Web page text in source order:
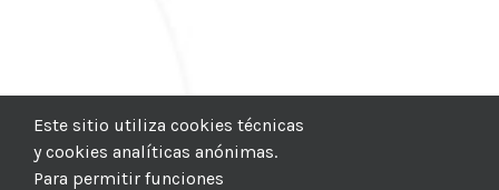
Este sitio utiliza cookies técnicas
y cookies analíticas anónimas.
Para permitir funciones